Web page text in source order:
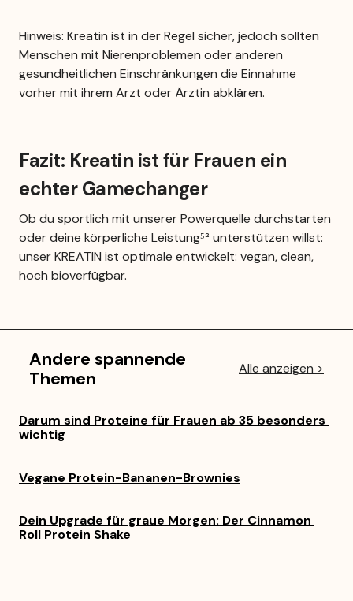
Hinweis: Kreatin ist in der Regel sicher, jedoch sollten
Menschen mit Nierenproblemen oder anderen
gesundheitlichen Einschränkungen die Einnahme
vorher mit ihrem Arzt oder Ärztin abklären.
Fazit: Kreatin ist für Frauen ein
echter Gamechanger
Ob du sportlich mit unserer Powerquelle durchstarten
oder deine körperliche Leistung⁵² unterstützen willst:
unser KREATIN ist optimale entwickelt: vegan, clean,
hoch bioverfügbar.
Andere spannende
Themen
Alle anzeigen >
Darum sind Proteine für Frauen ab 35 besonders
wichtig
Vegane Protein-Bananen-Brownies
Dein Upgrade für graue Morgen: Der Cinnamon
Roll Protein Shake